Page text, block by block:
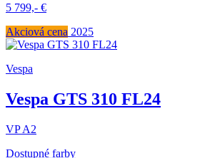
5 799,- €
Akciová cena 2025
Vespa
Vespa GTS 310 FL24
VPA2
Dostupné farby